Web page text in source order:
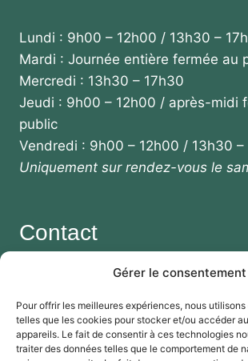
Gérer le consentement
Pour offrir les meilleures expériences, nous
telles que les cookies pour stocker et/ou accéder
appareils. Le fait de consentir à ces technologies
traiter des données telles que le comportement de
Lundi : 9h00 – 12h00 / 13h30 –
Mardi : Journée entière fermée au
Mercredi : 13h30 – 17h30
Jeudi : 9h00 – 12h00 / après-midi
public
Vendredi : 9h00 – 12h00 / 13h30 –
Uniquement sur rendez-vous le
Contact
123 Route d'Agen
47270 SAINT CAPRAIS DE LERM